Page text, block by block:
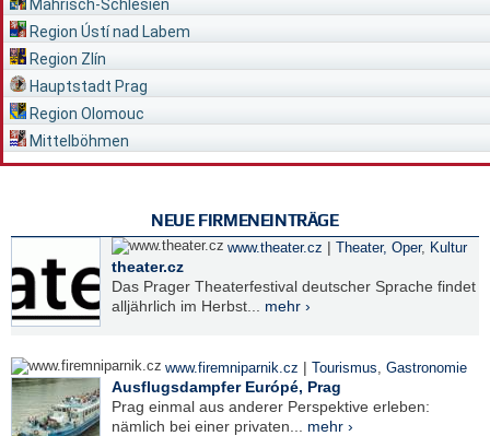
Mährisch-Schlesien
Region Ústí nad Labem
Region Zlín
Hauptstadt Prag
Region Olomouc
Mittelböhmen
NEUE FIRMENEINTRÄGE
www.theater.cz | Theater, Oper, Kultur
theater.cz
Das Prager Theaterfestival deutscher Sprache findet
alljährlich im Herbst... mehr ›
www.firemniparnik.cz | Tourismus, Gastronomie
Ausflugsdampfer Európé, Prag
Prag einmal aus anderer Perspektive erleben:
nämlich bei einer privaten... mehr ›